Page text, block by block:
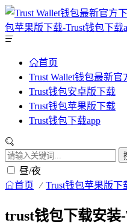
首页
Trust Wallet钱包最新官
Trust钱包安卓版下载
Trust钱包苹果版下载
Trust钱包下载app
昼/夜
首页 Trust钱包苹果版下
trust钱包下载安装